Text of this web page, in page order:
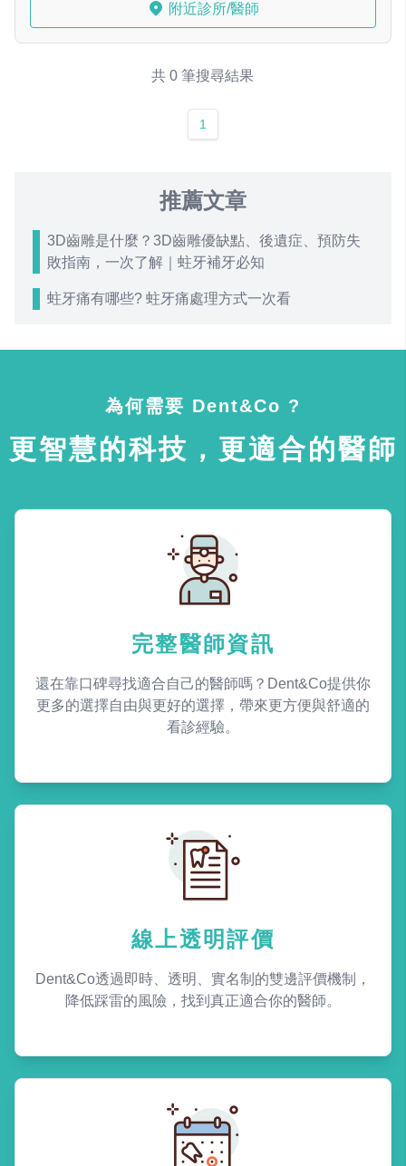
附近診所/醫師
共 0 筆搜尋結果
1
推薦文章
3D齒雕是什麼？3D齒雕優缺點、後遺症、預防失
敗指南，一次了解｜蛀牙補牙必知
蛀牙痛有哪些? 蛀牙痛處理方式一次看
為何需要 Dent&Co ?
更智慧的科技，更適合的醫師
完整醫師資訊
還在靠口碑尋找適合自己的醫師嗎？Dent&Co提供你
更多的選擇自由與更好的選擇，帶來更方便與舒適的
看診經驗。
線上透明評價
Dent&Co透過即時、透明、實名制的雙邊評價機制，
降低踩雷的風險，找到真正適合你的醫師。